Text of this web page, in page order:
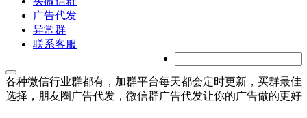
广告代发
异常群
联系客服
各种微信行业群都有，加群平台每天都会定时更新，买群最佳
选择，朋友圈广告代发，微信群广告代发让你的广告做的更好